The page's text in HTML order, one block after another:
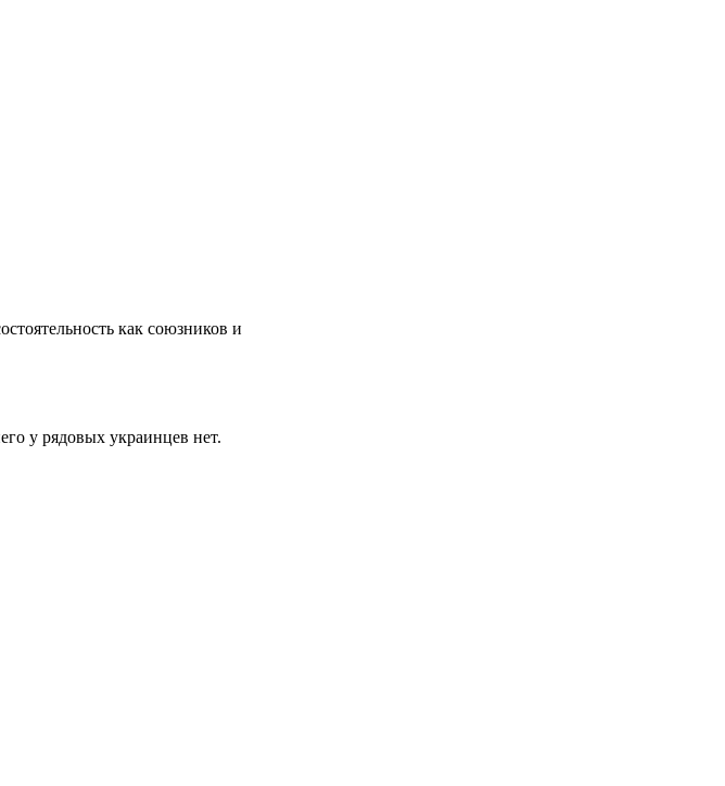
как союзников и
у рядовых украинцев нет.